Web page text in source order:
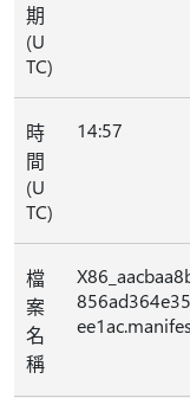
期
(U
TC)
時
間
(U
TC)
14:57
檔
案
名
稱